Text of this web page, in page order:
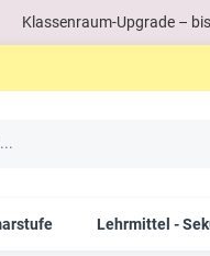
Klassenraum-Upgrade –
Lehrmittel -